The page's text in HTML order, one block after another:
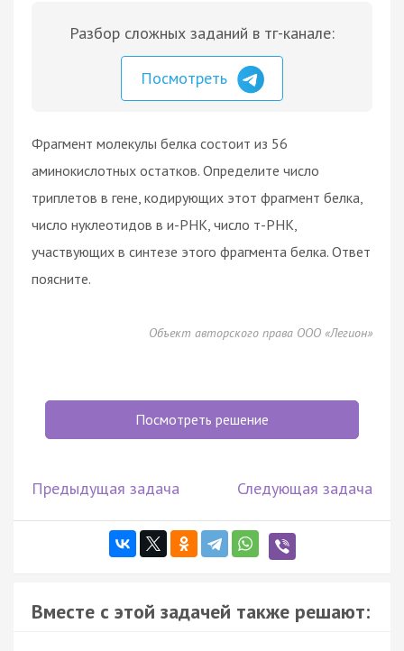
Разбор сложных заданий в тг-канале:
Посмотреть
Фрагмент молекулы белка состоит из 56
аминокислотных остатков. Определите число
триплетов в гене, кодирующих этот фрагмент белка,
число нуклеотидов в и-РНК, число т-РНК,
участвующих в синтезе этого фрагмента белка. Ответ
поясните.
Объект авторского права ООО «Легион»
Посмотреть решение
Предыдущая задача Следующая задача
Вместе с этой задачей также решают: